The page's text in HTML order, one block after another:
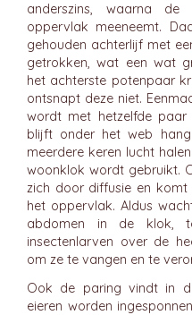
anderszins, waarna
oppervlak meeneemt.
gehouden achterlijf met
getrokken, wat een wat
het achterste potenpaar
ontsnapt deze niet.
wordt met hetzelfde
blijft onder het web
meerdere keren lucht
woonklok wordt gebruikt.
zich door diffusie en
het oppervlak. Aldus
abdomen in de klok,
insectenlarven over de
om ze te vangen en te
Ook de paring vindt in
eieren worden